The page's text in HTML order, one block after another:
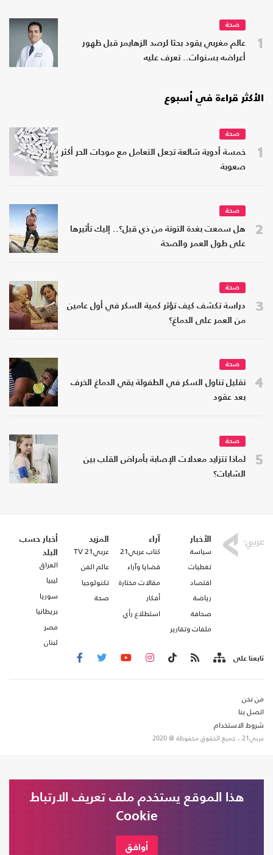
1
صحة
عالم مغربي يقود بحثا لرصد الزهايمر قبل ظهور
أعراضه بسنوات.. تعرف عليه
الأكثر قراءة في أسبوع
1
صحة
خمسة أدوية شائعة تجعل التعامل مع موجات الحر أكثر
صعوبة
2
صحة
هل سمعت بغدة التوتة من ذي قبل؟.. إليك تأثيرها
على طول العمر والصحة
3
صحة
دراسة تكشف كيف تؤثر كمية السكر في أول عامين
من العمر على الدماغ؟
4
صحة
تقليل تناول السكر في الطفولة يقي الدماغ الخرف
بعد عقود
5
صحة
لماذا تتزايد معدلات الإصابة بأمراض القلب بين
الشابات؟
الأخبار
سياسة
تغطيات
اقتصاد
رياضة
صحافة
ملفات وتقارير
آراء
كتاب عربي21
قضايا وآراء
مقالات مختارة
أفكار
استطلاع رأي
المزيد
عربي21 TV
عالم الفن
تكنولوجيا
صحة
أخبار حسب
البلد
العراق
ليبيا
سوريا
بريطانيا
مصر
لبنان
تابعنا على
من نحن
اتصل بنا
شروط الاستخدام
عربي21 ، جميع الحقوق محفوظة @ 2020
هذا الموقع يستخدم ملف تعريف الارتباط
Cookie
أوافق